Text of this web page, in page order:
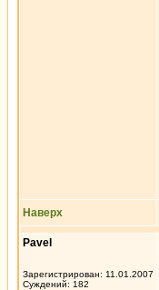
Наверх
Pavel
Зарегистрирован: 11.01.2007
Суждений: 182